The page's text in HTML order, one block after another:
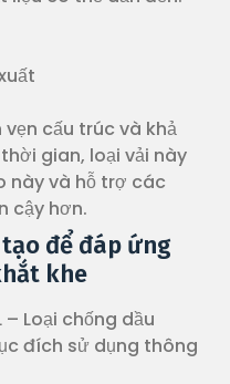
cấu trúc và khả
gian, loại vải này
này và hỗ trợ các
cậy hơn.
để đáp ứng
khe
– Loại chống dầu
đích sử dụng thông